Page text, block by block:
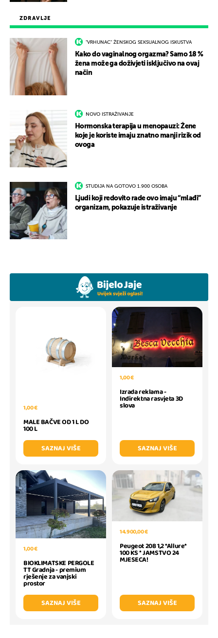
ZDRAVLJE
"VRHUNAC" ŽENSKOG SEKSUALNOG ISKUSTVA
Kako do vaginalnog orgazma? Samo 18 %
žena može ga doživjeti isključivo na ovaj
način
NOVO ISTRAŽIVANJE
Hormonska terapija u menopauzi: Žene
koje je koriste imaju znatno manji rizik od
ovoga
STUDIJA NA GOTOVO 1.900 OSOBA
Ljudi koji redovito rade ovo imaju “mlađi”
organizam, pokazuje istraživanje
1,00 €
MALE BAČVE OD 1 L DO
100 L
SAZNAJ VIŠE
1,00 €
Izrada reklama -
Indirektna rasvjeta 3D
slova
SAZNAJ VIŠE
1,00 €
BIOKLIMATSKE PERGOLE
TT Gradnja - premium
rješenje za vanjski
prostor
SAZNAJ VIŠE
14.900,00 €
Peugeot 208 1,2 *Allure*
100 KS * JAMSTVO 24
MJESECA!
SAZNAJ VIŠE